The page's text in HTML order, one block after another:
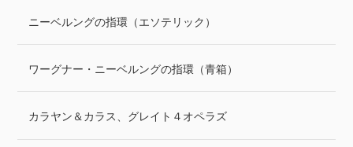
ニーベルングの指環（エソテリック）
ワーグナー・ニーベルングの指環（青箱）
カラヤン＆カラス、グレイト４オペラズ